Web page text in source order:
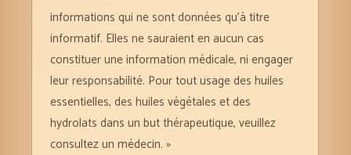
informations qui ne sont données qu’à titre
informatif. Elles ne sauraient en aucun cas
constituer une information médicale, ni engager
leur responsabilité. Pour tout usage des huiles
essentielles, des huiles végétales et des
hydrolats dans un but thérapeutique, veuillez
consultez un médecin. »